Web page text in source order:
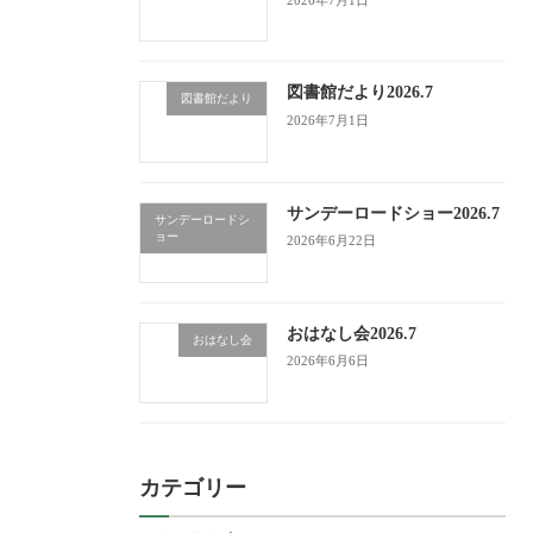
図書館だより 図書館だより2026.7
2026年7月1日
サンデーロードシ
ョー
サンデーロードショー2026.7
2026年6月22日
おはなし会 おはなし会2026.7
2026年6月6日
カテゴリー